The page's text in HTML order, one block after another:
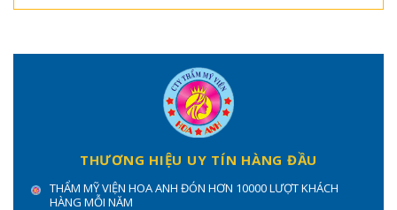
THƯƠNG HIỆU UY TÍN HÀNG ĐẦU
THẨM MỸ VIỆN HOA ANH ĐÓN HƠN 10000 LƯỢT KHÁCH
HÀNG MỖI NĂM